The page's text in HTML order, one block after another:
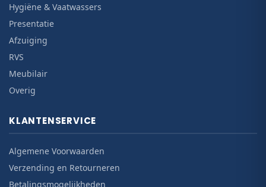
Hygiëne & Vaatwassers
Presentatie
Afzuiging
RVS
Meubilair
Overig
KLANTENSERVICE
Algemene Voorwaarden
Verzending en Retourneren
Betalingsmogelijkheden